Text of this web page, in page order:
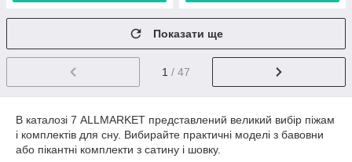
Показати ще
1 / 47
В каталозі 7 ALLMARKET представлений великий вибір піжам
і комплектів для сну. Вибирайте практичні моделі з бавовни
або пікантні комплекти з сатину і шовку.